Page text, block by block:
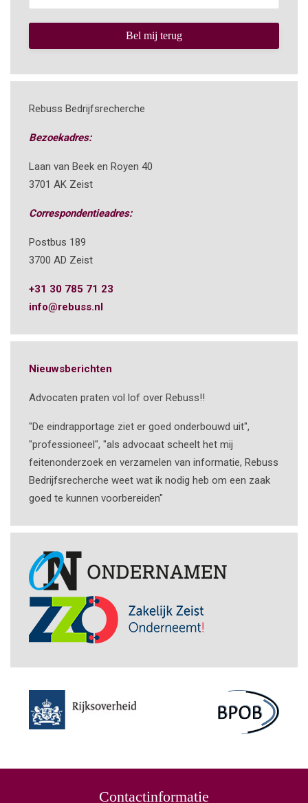
Rebuss Bedrijfsrecherche
Bezoekadres:
Laan van Beek en Royen 40
3701 AK Zeist
Correspondentieadres:
Postbus 189
3700 AD Zeist
+31 30 785 71 23
info@rebuss.nl
Nieuwsberichten
Advocaten praten vol lof over Rebuss!!
"De eindrapportage ziet er goed onderbouwd uit",
"professioneel", "als advocaat scheelt het mij
feitenonderzoek en verzamelen van informatie, Rebuss
Bedrijfsrecherche weet wat ik nodig heb om een zaak
goed te kunnen voorbereiden"
Contactinformatie